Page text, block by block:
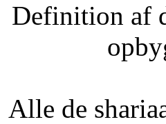
Definition af
Alle de